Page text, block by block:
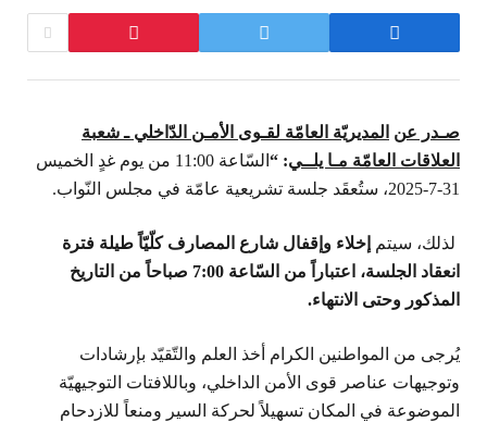
صـدر عن المديريّة العامّة لقـوى الأمـن الدّاخليـشعبة
العلاقات العامّة مـا يلــي: “
السّاعة 11:00 من يوم غدٍ الخميس
31-7-2025، ستُعقَد جلسة تشريعية عامّة في مجلس النّواب.
لذلك، سيتم إخلاء وإقفال شارع المصارف كلّيّاً طيلة فترة
انعقاد الجلسة، اعتباراً من السّاعة 7:00 صباحاً من التاريخ
المذكور وحتى الانتهاء.
يُرجى من المواطنين الكرام أخذ العلم والتّقيّد بإرشادات
وتوجيهات عناصر قوى الأمن الداخلي، وباللافتات التوجيهيّة
الموضوعة في المكان تسهيلاً لحركة السير ومنعاً للازدحام